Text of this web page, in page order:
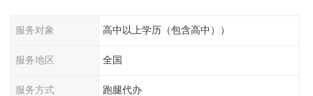
服务对象 高中以上学历（包含高中））
服务地区 全国
服务方式 跑腿代办